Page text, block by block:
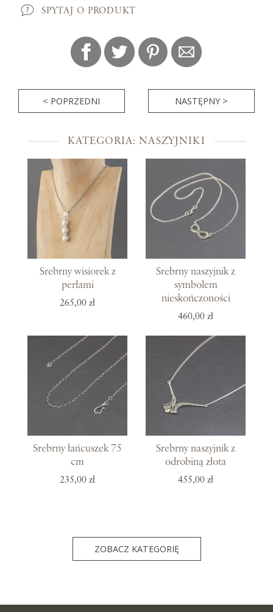
SPYTAJ O PRODUKT
< POPRZEDNI NASTĘPNY >
KATEGORIA: NASZYJNIKI
Srebrny wisiorek z
perłami
265,00 zł
Srebrny naszyjnik z
symbolem
nieskończoności
460,00 zł
Srebrny łańcuszek 75
cm
235,00 zł
Srebrny naszyjnik z
odrobiną złota
455,00 zł
ZOBACZ KATEGORIĘ